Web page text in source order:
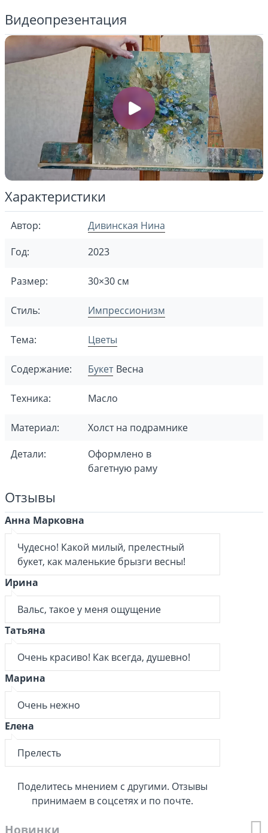
Видеопрезентация
Характеристики
Автор:
Дивинская Нина
Год:
2023
Размер: 30×30 см
Стиль: Импрессионизм
Тема: Цветы
Содержание: Букет Весна
Техника: Масло
Материал:
Холст на подрамнике
Детали:
Оформлено в
багетную раму
Отзывы
Анна Марковна
Чудесно! Какой милый, прелестный
букет, как маленькие брызги весны!
Ирина
Вальс, такое у меня ощущение
Татьяна
Очень красиво! Как всегда, душевно!
Марина
Очень нежно
Елена
Прелесть
Поделитесь мнением с другими. Отзывы
принимаем в соцсетях и по почте.